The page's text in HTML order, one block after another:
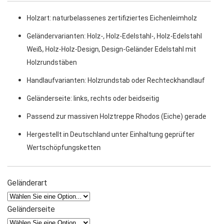
Holzart: naturbelassenes zertifiziertes Eichenleimholz
Geländervarianten: Holz-, Holz-Edelstahl-, Holz-Edelstahl
Weiß, Holz-Holz-Design, Design-Geländer Edelstahl mit
Holzrundstäben
Handlaufvarianten: Holzrundstab oder Rechteckhandlauf
Geländerseite: links, rechts oder beidseitig
Passend zur massiven Holztreppe Rhodos (Eiche) gerade
Hergestellt in Deutschland unter Einhaltung geprüfter
Wertschöpfungsketten
Geländerart
Geländerseite